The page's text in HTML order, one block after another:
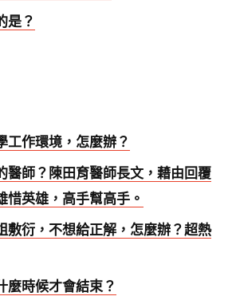
是？
工作環境，怎麼辦？
醫師？陳田育醫師長文，藉由回覆
惜英雄，高手幫高手。
敷衍，不想給正解，怎麼辦？超熱
麼時候才會結束？